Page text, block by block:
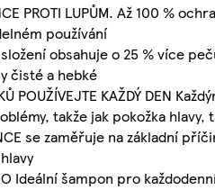
PROTI LUPŮM. Až 100 %
používání
složení obsahuje o 25 % více
čisté a hebké
POUŽÍVEJTE KAŽDÝ DEN
takže jak pokožka hlavy,
se zaměřuje na základní
Ideální šampon pro